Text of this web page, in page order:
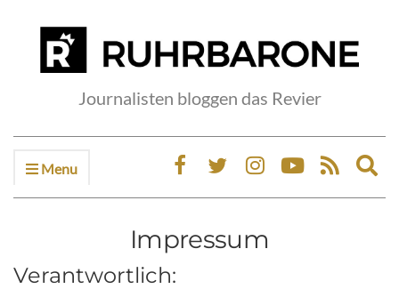
Journalisten bloggen das Revier
Menu
Impressum
Verantwortlich: